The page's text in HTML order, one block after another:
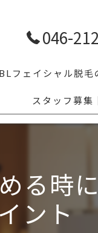
046-
毛｜体育・部活前の
ベネフィットステーシ
フェイシャル脱毛
人
スタッフ募
る時
ント